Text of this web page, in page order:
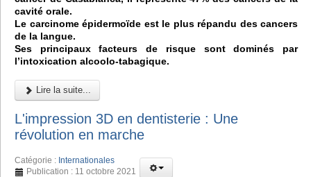
cavité orale.
Le carcinome épidermoïde est le plus répandu des cancers
de la langue.
Ses principaux facteurs de risque sont dominés par
l’intoxication alcoolo-tabagique.
Lire la suite...
L'impression 3D en dentisterie : Une
révolution en marche
Catégorie : Internationales
Publication : 11 octobre 2021